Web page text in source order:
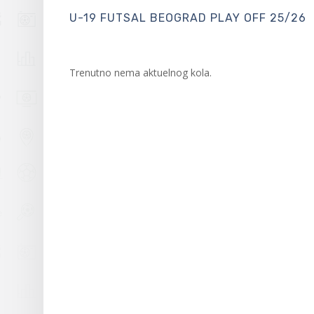
U-19 FUTSAL BEOGRAD PLAY OFF 25/26
Trenutno nema aktuelnog kola.